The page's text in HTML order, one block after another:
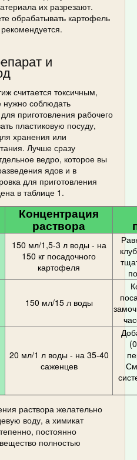
их разрезают.
обрабатывать картофель
и
считается токсичным,
нужно соблюдать
приготовления рабочего
пластиковую посуду,
хранения или
Лучше сразу
ведро, которое вы
ядов и в
для приготовления
в таблице 1.
Концентрация
раствора
150 мл/1,5-3 л воды - на
150 кг посадочного
картофеля
150 мл/15 л воды
20 мл/1 л воды - на 35-40
саженцев
раствора желательно
воду, а химикат
постоянно
полностью